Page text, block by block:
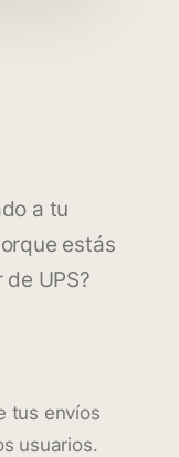
a tu
estás
UPS?
tus envíos
usuarios.